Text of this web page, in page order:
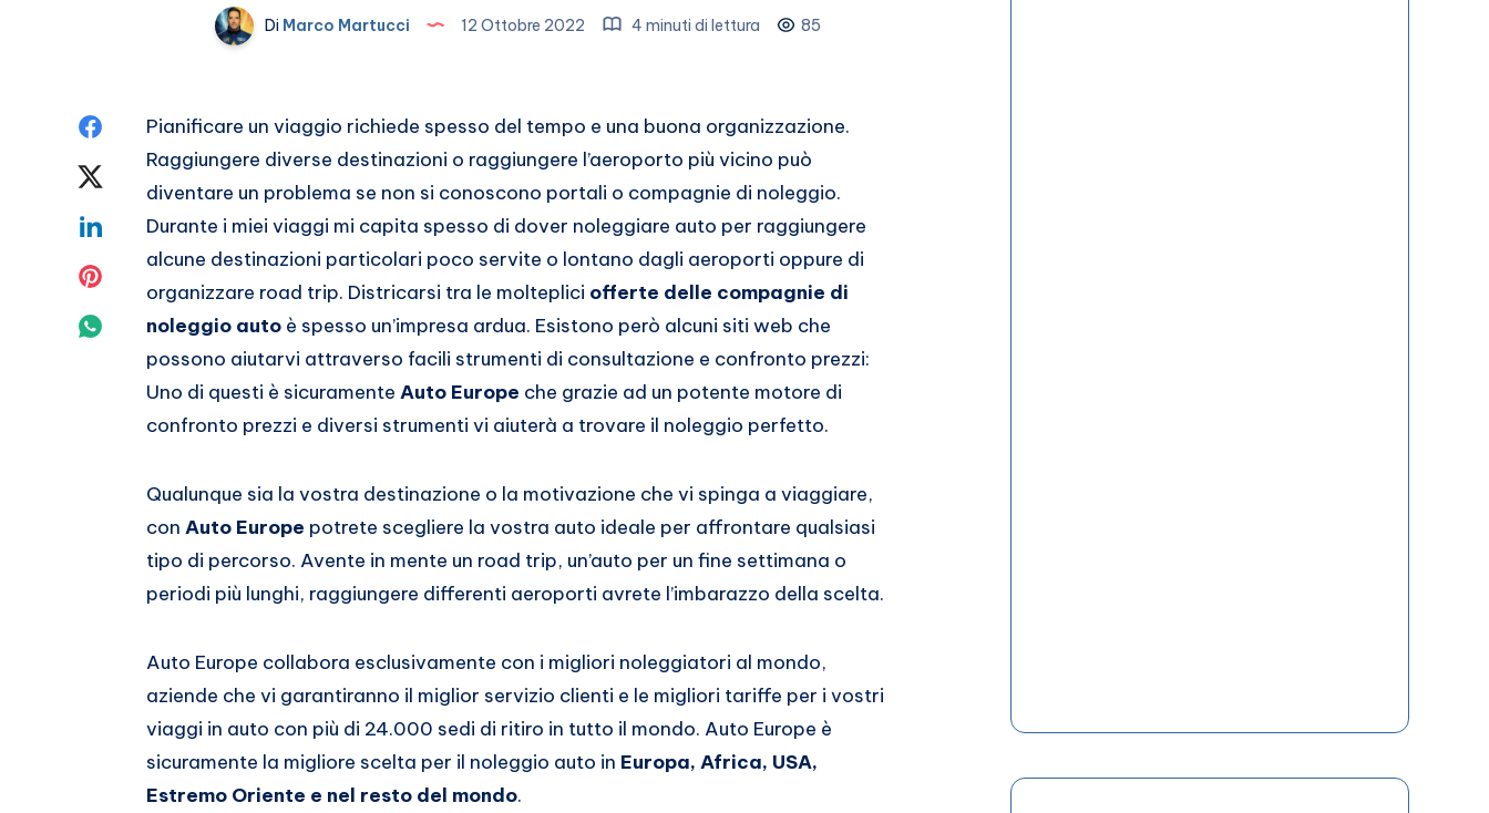
DiMarco Martucci 12 Ottobre 2022 4 minuti di lettura 85
Condividi
Facebook
Condividi
Twitter
Condividi
Linkedin
Pinterest
Condividi
Whatsapp
Pianificare un viaggio richiede spesso del tempo e una buona organizzazione.
Raggiungere diverse destinazioni o raggiungere l’aeroporto più vicino può
diventare un problema se non si conoscono portali o compagnie di noleggio.
Durante i miei viaggi mi capita spesso di dover noleggiare auto per raggiungere
alcune destinazioni particolari poco servite o lontano dagli aeroporti oppure di
organizzare road trip. Districarsi tra le molteplici offerte delle compagnie di
noleggio auto è spesso un’impresa ardua. Esistono però alcuni siti web che
possono aiutarvi attraverso facili strumenti di consultazione e confronto prezzi:
Uno di questi è sicuramente Auto Europe che grazie ad un potente motore di
confronto prezzi e diversi strumenti vi aiuterà a trovare il noleggio perfetto.
Qualunque sia la vostra destinazione o la motivazione che vi spinga a viaggiare,
con Auto Europe potrete scegliere la vostra auto ideale per affrontare qualsiasi
tipo di percorso. Avente in mente un road trip, un’auto per un fine settimana o
periodi più lunghi, raggiungere differenti aeroporti avrete l’imbarazzo della scelta.
Auto Europe collabora esclusivamente con i migliori noleggiatori al mondo,
aziende che vi garantiranno il miglior servizio clienti e le migliori tariffe per i vostri
viaggi in auto con più di 24.000 sedi di ritiro in tutto il mondo. Auto Europe è
sicuramente la migliore scelta per il noleggio auto in Europa, Africa, USA,
Estremo Oriente e nel resto del mondo.